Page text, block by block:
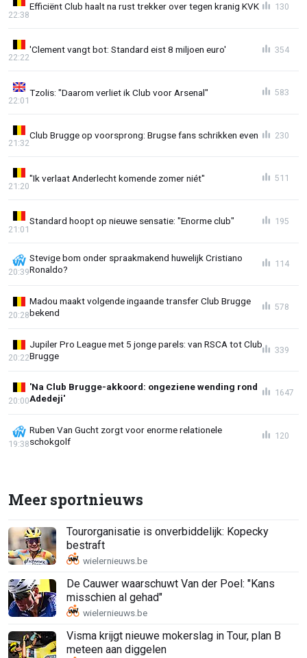
Efficiënt Club haalt na rust trekker over tegen kranig KVK
22:38
130
'Clement vangt bot: Standard eist 8 miljoen euro'
22:22
354
Tzolis: "Daarom verliet ik Club voor Arsenal"
22:01
583
Club Brugge op voorsprong: Brugse fans schrikken even
21:32
230
"Ik verlaat Anderlecht komende zomer niét"
21:20
511
Standard hoopt op nieuwe sensatie: "Enorme club"
21:01
195
Stevige bom onder spraakmakend huwelijk Cristiano
Ronaldo?
20:39
114
Madou maakt volgende ingaande transfer Club Brugge
bekend
20:28
578
Jupiler Pro League met 5 jonge parels: van RSCA tot Club
Brugge
20:22
339
'Na Club Brugge-akkoord: ongeziene wending rond
Adedeji'
20:00
1647
Ruben Van Gucht zorgt voor enorme relationele
schokgolf
19:38
120
Meer sportnieuws
Tourorganisatie is onverbiddelijk: Kopecky
bestraft
De Cauwer waarschuwt Van der Poel: "Kans
misschien al gehad"
Visma krijgt nieuwe mokerslag in Tour, plan B
meteen aan diggelen